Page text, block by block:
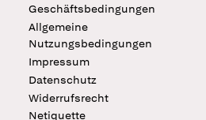
Geschäftsbedingungen
Allgemeine
Nutzungsbedingungen
Impressum
Datenschutz
Widerrufsrecht
Netiquette